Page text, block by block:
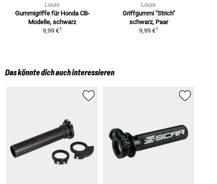
Louis
Gummigriffe für Honda CB-
Modelle, schwarz
9,99 €1
Louis
Griffgummi "Strich"
schwarz, Paar
9,99 €1
Das könnte dich auch interessieren